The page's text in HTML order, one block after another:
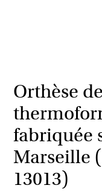
Orthèse
fabriquée
Marseille
13013)